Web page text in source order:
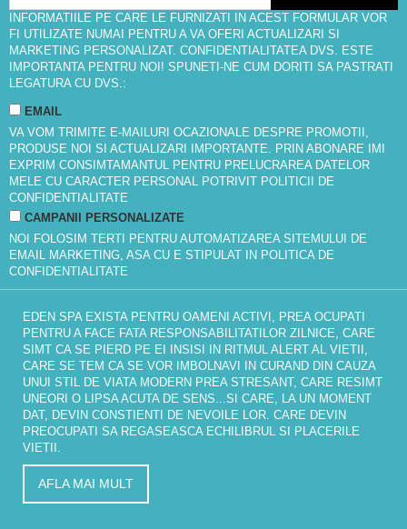
INFORMATIILE PE CARE LE FURNIZATI IN ACEST FORMULAR VOR
FI UTILIZATE NUMAI PENTRU A VA OFERI ACTUALIZARI SI
MARKETING PERSONALIZAT. CONFIDENTIALITATEA DVS. ESTE
IMPORTANTA PENTRU NOI! SPUNETI-NE CUM DORITI SA PASTRATI
LEGATURA CU DVS.:
EMAIL
VA VOM TRIMITE E-MAILURI OCAZIONALE DESPRE PROMOTII,
PRODUSE NOI SI ACTUALIZARI IMPORTANTE. PRIN ABONARE IMI
EXPRIM CONSIMTAMANTUL PENTRU PRELUCRAREA DATELOR
MELE CU CARACTER PERSONAL POTRIVIT POLITICII DE
CONFIDENTIALITATE
CAMPANII PERSONALIZATE
NOI FOLOSIM TERTI PENTRU AUTOMATIZAREA SITEMULUI DE
EMAIL MARKETING, ASA CU E STIPULAT IN POLITICA DE
CONFIDENTIALITATE
EDEN SPA EXISTA PENTRU OAMENI ACTIVI, PREA OCUPATI
PENTRU A FACE FATA RESPONSABILITATILOR ZILNICE, CARE
SIMT CA SE PIERD PE EI INSISI IN RITMUL ALERT AL VIETII,
CARE SE TEM CA SE VOR IMBOLNAVI IN CURAND DIN CAUZA
UNUI STIL DE VIATA MODERN PREA STRESANT, CARE RESIMT
UNEORI O LIPSA ACUTA DE SENS...SI CARE, LA UN MOMENT
DAT, DEVIN CONSTIENTI DE NEVOILE LOR. CARE DEVIN
PREOCUPATI SA REGASEASCA ECHILIBRUL SI PLACERILE
VIETII.
AFLA MAI MULT